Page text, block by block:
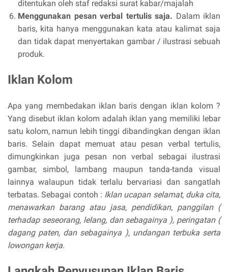
ditentukan oleh staf redaksi surat kabar/majalah
Menggunakan pesan verbal tertulis saja. Dalam iklan
baris, kita hanya menggunakan kata atau kalimat saja
dan tidak dapat menyertakan gambar / ilustrasi sebuah
produk.
Iklan Kolom
Apa yang membedakan iklan baris dengan iklan kolom ?
Yang disebut iklan kolom adalah iklan yang memiliki lebar
satu kolom, namun lebih tinggi dibandingkan dengan iklan
baris. Selain dapat memuat atau pesan verbal tertulis,
dimungkinkan juga pesan non verbal sebagai ilustrasi
gambar, simbol, lambang maupun tanda-tanda visual
lainnya walaupun tidak terlalu bervariasi dan sangatlah
terbatas. Sebagai contoh : Iklan ucapan selamat, duka cita,
menawarkan barang atau jasa, pendidikan, panggilan (
terhadap seseorang, lelang, dan sebagainya ), peringatan (
dagang paten, dan sebagainya ), undangan terbuka serta
lowongan kerja.